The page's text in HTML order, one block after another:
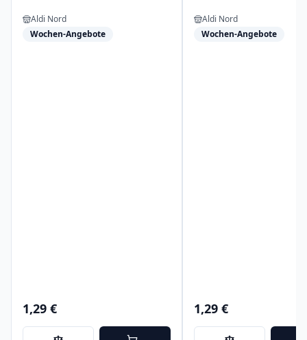
Aldi Nord
Wochen-Angebote
1,29 €
Aldi Nord
Wochen-Angebote
1,29 €